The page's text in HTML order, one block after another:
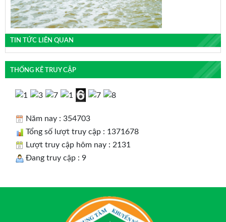
TIN TỨC LIÊN QUAN
THỐNG KÊ TRUY CẬP
Năm nay : 354703
Tổng số lượt truy cập : 1371678
Lượt truy cập hôm nay : 2131
Đang truy cập : 9